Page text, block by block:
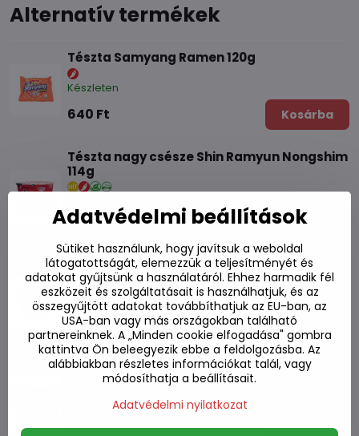
Alternatív termékek
Tészta Samyang Ramen 120g
Készleten
640 Ft Kosárba
Tészta nagy csésze Shin Ramyun Nongshim
114g
1010 Ft Kosárba
Tészta nagy csésze kimchi Nongshim 112g
Készleten
1050 Ft Kosárba
Jin tészta Ramyun éles 120g
Készleten
550 Ft Kosárba
Adatvédelmi beállítások
Sütiket használunk, hogy javítsuk a weboldal
látogatottságát, elemezzük a teljesítményét és
adatokat gyűjtsünk a használatáról. Ehhez harmadik fél
eszközeit és szolgáltatásait is használhatjuk, és az
összegyűjtött adatokat továbbíthatjuk az EU-ban, az
USA-ban vagy más országokban található
partnereinknek. A „Minden cookie elfogadása" gombra
kattintva Ön beleegyezik ebbe a feldolgozásba. Az
alábbiakban részletes információkat talál, vagy
módosíthatja a beállításait.
Adatvédelmi nyilatkozat